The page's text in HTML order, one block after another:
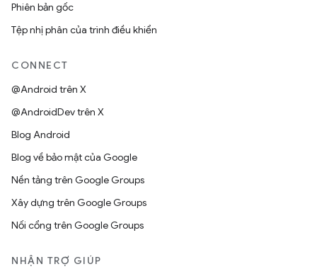
Phiên bản gốc
Tệp nhị phân của trình điều khiển
CONNECT
@Android trên X
@AndroidDev trên X
Blog Android
Blog về bảo mật của Google
Nền tảng trên Google Groups
Xây dựng trên Google Groups
Nối cổng trên Google Groups
NHẬN TRỢ GIÚP